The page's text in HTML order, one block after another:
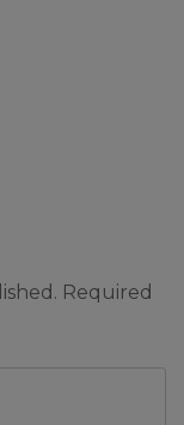
Required